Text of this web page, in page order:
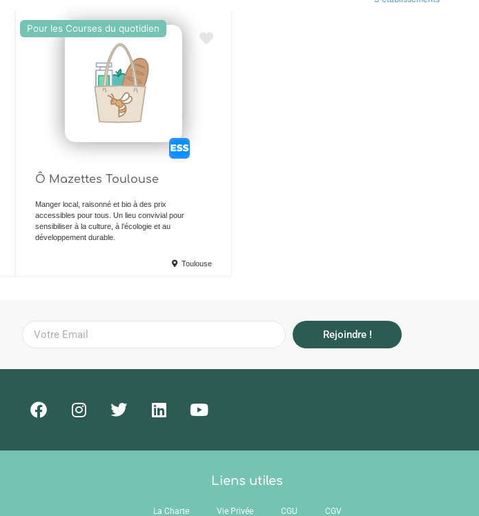
Ajouter en Favoris
Pour les Courses du quotidien
Ô Mazettes Toulouse
Manger local, raisonné et bio à des prix
accessibles pour tous. Un lieu convivial pour
sensibiliser à la culture, à l’écologie et au
développement durable.
Toulouse
Rejoindre !
Liens utiles
La Charte Vie Privée CGU CGV